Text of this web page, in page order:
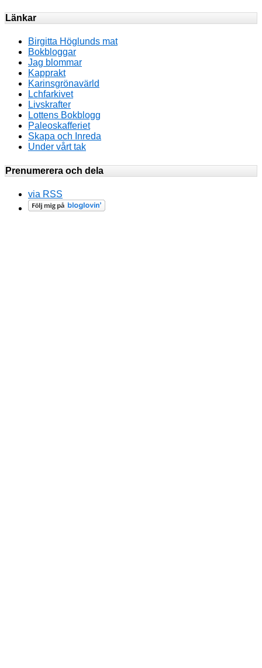
Länkar
Birgitta Höglunds mat
Bokbloggar
Jag blommar
Kapprakt
Karinsgrönavärld
Lchfarkivet
Livskrafter
Lottens Bokblogg
Paleoskafferiet
Skapa och Inreda
Under vårt tak
Prenumerera och dela
via RSS